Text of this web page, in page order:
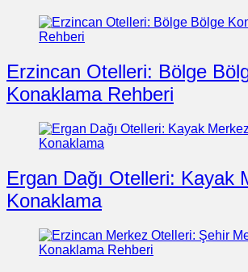
Erzincan Otelleri: Bölge
Konaklama Rehberi
Ergan Dağı Otelleri: Kayak
Konaklama